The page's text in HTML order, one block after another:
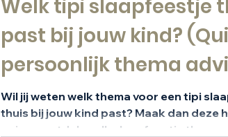
Welk tipi slaapfeestje
past bij jouw kind?
persoonlijk thema
Wil jij weten welk thema voor een tipi
thuis bij jouw kind past? Maak dan deze
quiz en ontdek welk slaapfeestje thema